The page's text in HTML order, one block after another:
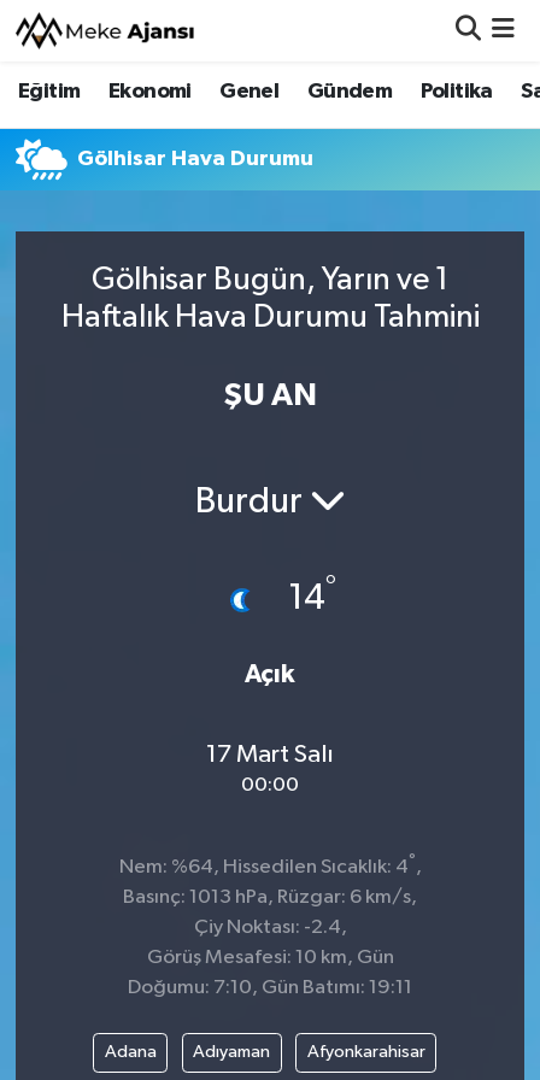
Eğitim Ekonomi Genel Gündem Politika
Gölhisar Hava Durumu
Gölhisar Bugün, Yarın ve 1
Haftalık Hava Durumu Tahmini
ŞU AN
Burdur
14°
Açık
17 Mart Salı
00:00
Nem: %64, Hissedilen Sıcaklık: 4° ,
Basınç: 1013 hPa, Rüzgar: 6 km/s,
Çiy Noktası: -2.4,
Görüş Mesafesi: 10 km, Gün
Doğumu: 7:10, Gün Batımı: 19:11
Adana Adıyaman Afyonkarahisar
Eğitim
Ekonomi
Gündem
Nöbetçi Eczaneler
Hava Durumu
Trafik Durumu